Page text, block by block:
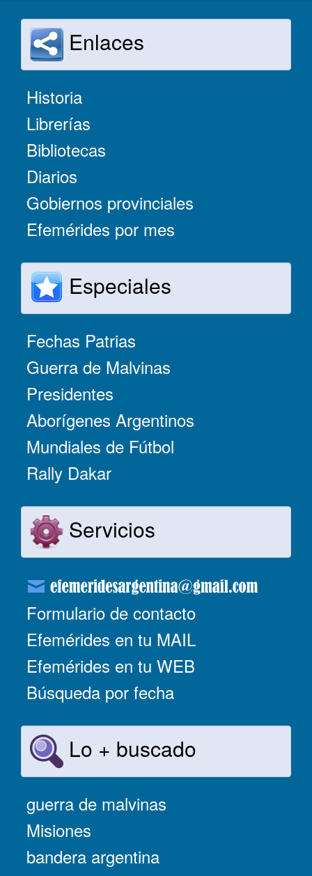
Enlaces
Historia
Librerías
Bibliotecas
Diarios
Gobiernos provinciales
Efemérides por mes
Especiales
Fechas Patrias
Guerra de Malvinas
Presidentes
Aborígenes Argentinos
Mundiales de Fútbol
Rally Dakar
Servicios
Formulario de contacto
Efemérides en tu MAIL
Efemérides en tu WEB
Búsqueda por fecha
Lo + buscado
guerra de malvinas
Misiones
bandera argentina